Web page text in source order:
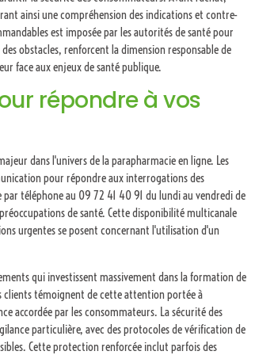
ainsi une compréhension des indications et contre-
est imposée par les autorités de santé pour
obstacles, renforcent la dimension responsable de
face aux enjeux de santé publique.
répondre à vos
dans l'univers de la parapharmacie en ligne. Les
pour répondre aux interrogations des
téléphone au 09 72 41 40 91 du lundi au vendredi de
de santé. Cette disponibilité multicanale
urgentes se posent concernant l'utilisation d'un
qui investissent massivement dans la formation de
clients témoignent de cette attention portée à
accordée par les consommateurs. La sécurité des
particulière, avec des protocoles de vérification de
Cette protection renforcée inclut parfois des